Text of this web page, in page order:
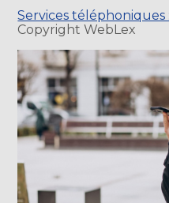
Services téléphoniques
Copyright WebLex